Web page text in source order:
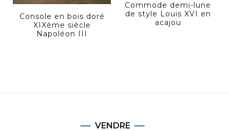
Console en bois doré
XIXème siècle
Napoléon III
Commode demi-lune
de style Louis XVI en
acajou
VENDRE